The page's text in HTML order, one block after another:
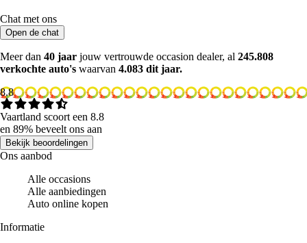
Chat met ons
Open de chat
Meer dan 40 jaar jouw vertrouwde occasion dealer, al 245.808
verkochte auto's waarvan 4.083 dit jaar.
8.8
Vaartland scoort een 8.8
en 89% beveelt ons aan
Bekijk beoordelingen
Ons aanbod
Alle occasions
Alle aanbiedingen
Auto online kopen
Informatie